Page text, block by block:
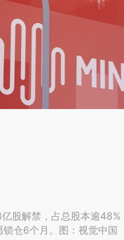
股解禁，占总股本逾48%
仓6个月。图：视觉中国